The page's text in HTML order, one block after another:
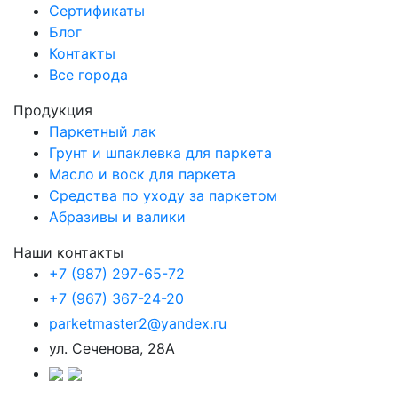
Сертификаты
Блог
Контакты
Все города
Продукция
Паркетный лак
Грунт и шпаклевка для паркета
Масло и воск для паркета
Средства по уходу за паркетом
Абразивы и валики
Наши контакты
+7 (987) 297-65-72
+7 (967) 367-24-20
parketmaster2@yandex.ru
ул. Сеченова, 28А